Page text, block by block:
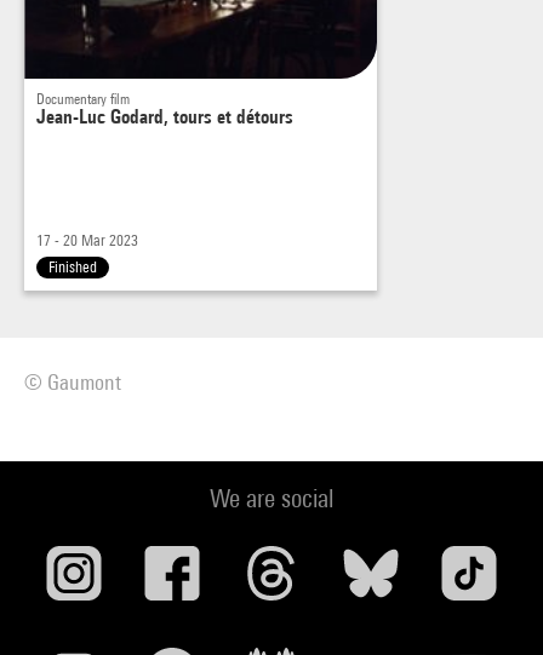
Documentary film
Jean-Luc Godard, tours et détours
17 - 20 Mar 2023
Finished
© Gaumont
We are social